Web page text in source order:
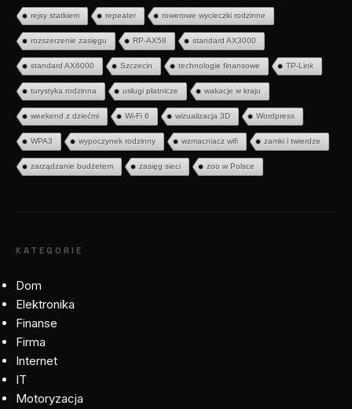
rejsy statkiem repeater rowerowe wycieczki rodzinne
rozszerzenie zasięgu RP-AX58 standard AX3000
standard AX6000 Szczecin technologie finansowe TP-Link
turystyka rodzinna usługi płatnicze wakacje w kraju
weekend z dziećmi Wi-Fi 6 wizualizacja 3D Wordpress
WPA3 wypoczynek rodzinny wzmacniacz wifi zamki i twierdze
zarządzanie budżetem zasięg sieci zoo w Polsce
KATEGORIE
Dom
Elektronika
Finanse
Firma
Internet
IT
Motoryzacja